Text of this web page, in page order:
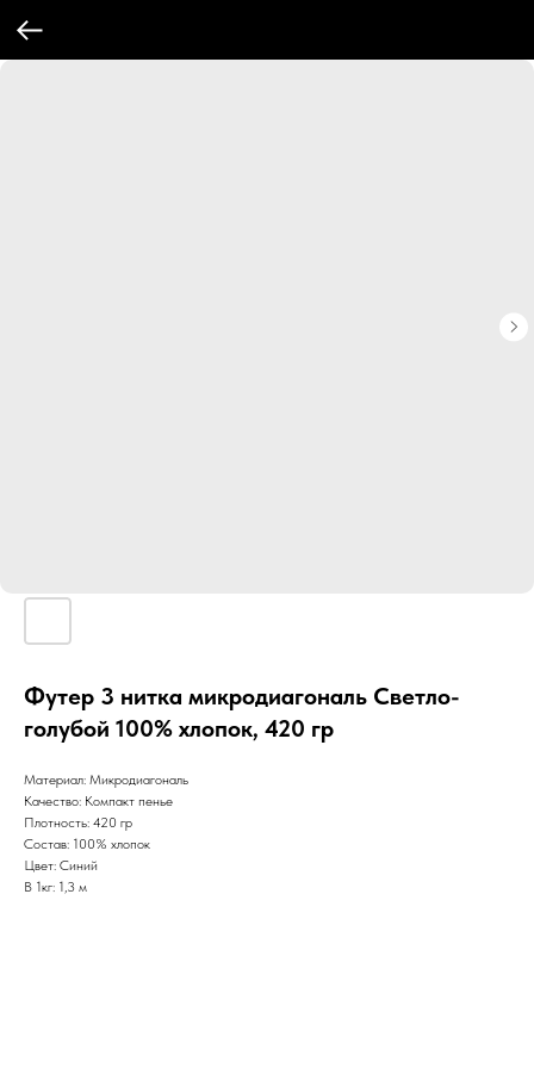
Футер 3 нитка микродиагональ Светло-
голубой 100% хлопок, 420 гр
Материал: Микродиагональ
Качество: Компакт пенье
Плотность: 420 гр
Состав: 100% хлопок
Цвет: Синий
В 1кг: 1,3 м